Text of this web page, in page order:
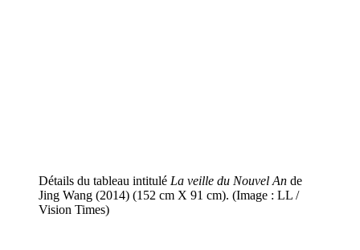
Détails du tableau intitulé La veille du Nouvel An de
Jing Wang (2014) (152 cm X 91 cm). (Image : LL /
Vision Times)